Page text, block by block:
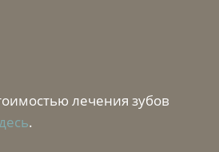
лечения зубов
.